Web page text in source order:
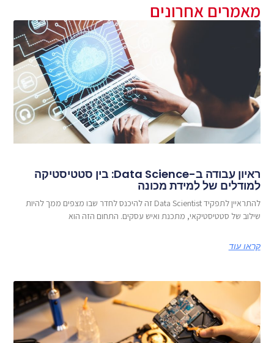
מאמרים אחרונים
ראיון עבודה ב-Data Science: בין סטטיסטיקה
למודלים של למידת מכונה
להתראיין לתפקיד Data Scientist זה להיכנס לחדר שבו מצפים ממך להיות
שילוב של סטטיסטיקאי, מתכנת ואיש עסקים. התחום הזה הוא
קראו עוד